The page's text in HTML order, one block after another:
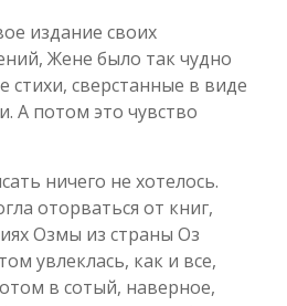
издание своих
Жене было так чудно
стихи, сверстанные в виде
А потом это чувство
ничего не хотелось.
оторваться от книг,
Озмы из страны Оз
увлеклась, как и все,
в сотый, наверное,